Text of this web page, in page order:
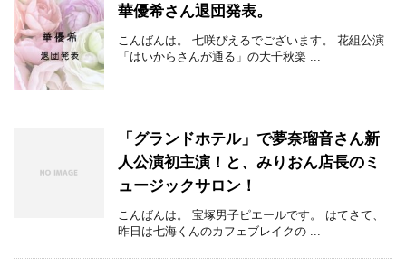
華優希さん退団発表。
こんばんは。 七咲ぴえるでございます。 花組公演
「はいからさんが通る」の大千秋楽 ...
「グランドホテル」で夢奈瑠音さん新
人公演初主演！と、みりおん店長のミ
ュージックサロン！
こんばんは。 宝塚男子ピエールです。 はてさて、
昨日は七海くんのカフェブレイクの ...